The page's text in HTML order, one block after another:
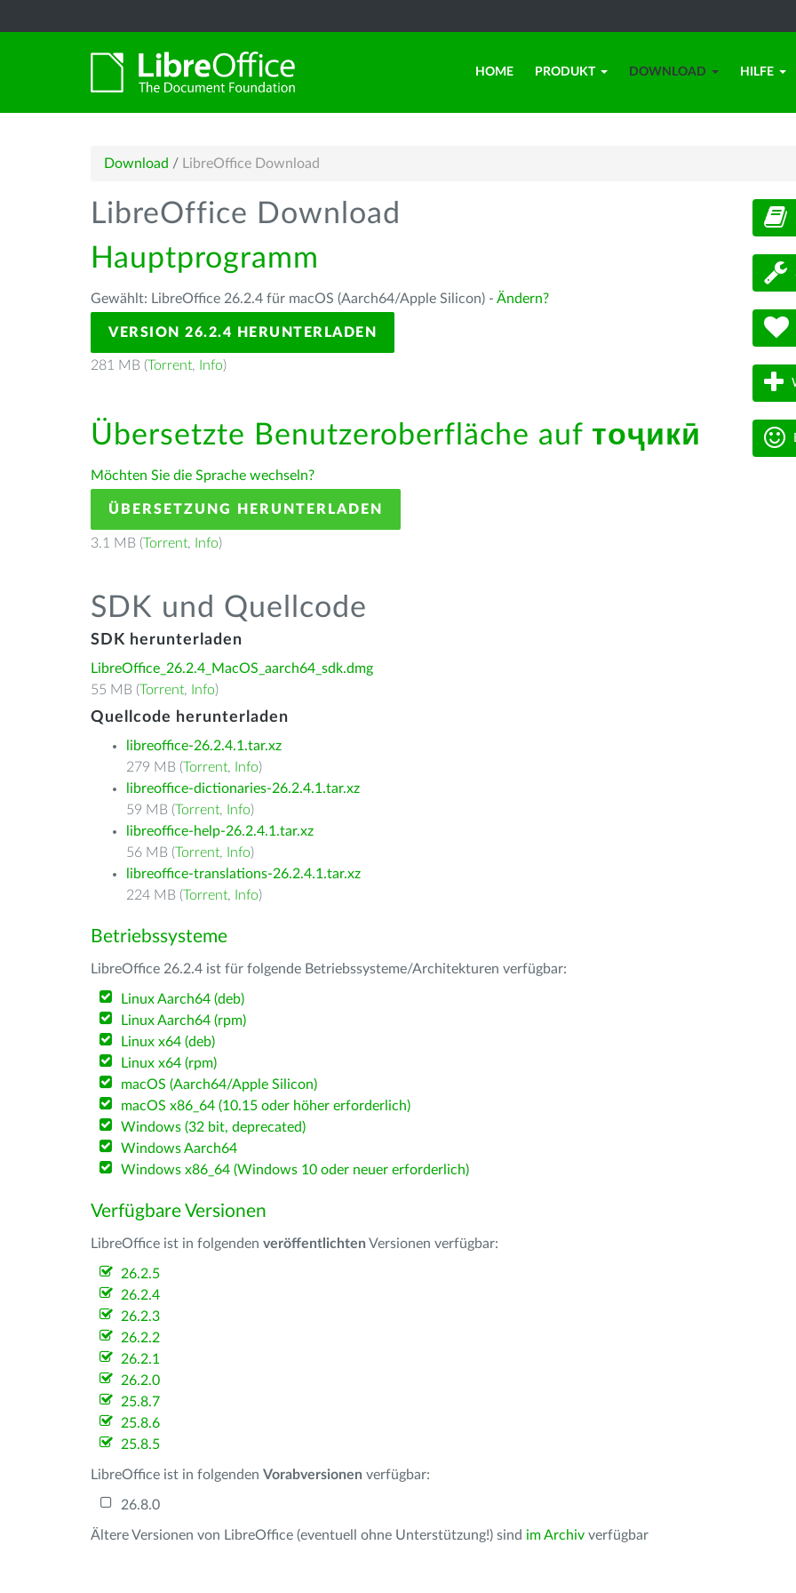
HOME PRODUKT DOWNLOAD HILFE
Download / LibreOffice Download
LibreOffice Download
Hauptprogramm
Gewählt: LibreOffice 26.2.4 für macOS (Aarch64/Apple Silicon) - Ändern?
VERSION 26.2.4 HERUNTERLADEN
281 MB (Torrent, Info)
Übersetzte Benutzeroberfläche auf тоҷикӣ
Möchten Sie die Sprache wechseln?
ÜBERSETZUNG HERUNTERLADEN
3.1 MB (Torrent, Info)
SDK und Quellcode
SDK herunterladen
LibreOffice_26.2.4_MacOS_aarch64_sdk.dmg
55 MB (Torrent, Info)
Quellcode herunterladen
libreoffice-26.2.4.1.tar.xz
279 MB (Torrent, Info)
libreoffice-dictionaries-26.2.4.1.tar.xz
59 MB (Torrent, Info)
libreoffice-help-26.2.4.1.tar.xz
56 MB (Torrent, Info)
libreoffice-translations-26.2.4.1.tar.xz
224 MB (Torrent, Info)
Betriebssysteme
LibreOffice 26.2.4 ist für folgende Betriebssysteme/Architekturen verfügbar:
Linux Aarch64 (deb)
Linux Aarch64 (rpm)
Linux x64 (deb)
Linux x64 (rpm)
macOS (Aarch64/Apple Silicon)
macOS x86_64 (10.15 oder höher erforderlich)
Windows (32 bit, deprecated)
Windows Aarch64
Windows x86_64 (Windows 10 oder neuer erforderlich)
Verfügbare Versionen
LibreOffice ist in folgenden veröffentlichten Versionen verfügbar:
26.2.5
26.2.4
26.2.3
26.2.2
26.2.1
26.2.0
25.8.7
25.8.6
25.8.5
LibreOffice ist in folgenden Vorabversionen verfügbar:
26.8.0
Ältere Versionen von LibreOffice (eventuell ohne Unterstützung!) sind im Archiv verfügbar